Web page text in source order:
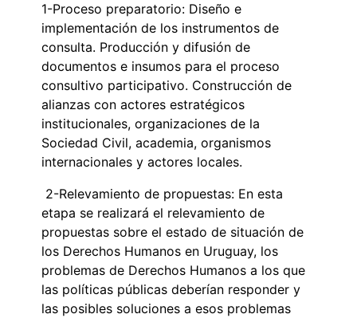
1-Proceso preparatorio: Diseño e
implementación de los instrumentos de
consulta. Producción y difusión de
documentos e insumos para el proceso
consultivo participativo. Construcción de
alianzas con actores estratégicos
institucionales, organizaciones de la
Sociedad Civil, academia, organismos
internacionales y actores locales.
2-Relevamiento de propuestas: En esta
etapa se realizará el relevamiento de
propuestas sobre el estado de situación de
los Derechos Humanos en Uruguay, los
problemas de Derechos Humanos a los que
las políticas públicas deberían responder y
las posibles soluciones a esos problemas